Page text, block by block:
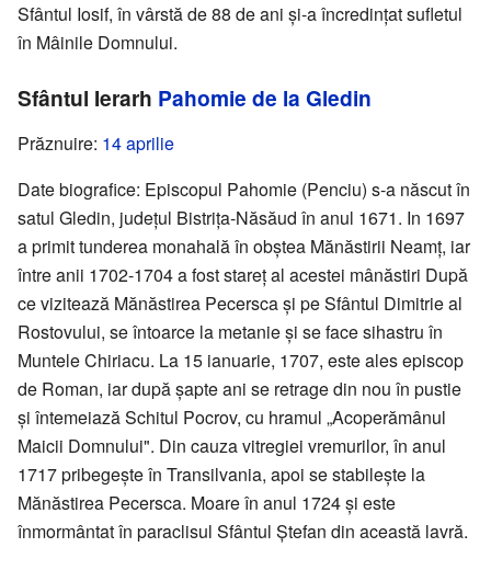
Sfântul Iosif, în vârstă de 88 de ani și-a încredințat sufletul
în Mâinile Domnului.
Sfântul Ierarh Pahomie de la Gledin
Prăznuire: 14 aprilie
Date biografice: Episcopul Pahomie (Penciu) s-a născut în
satul Gledin, județul Bistrița-Năsăud în anul 1671. In 1697
a primit tunderea monahală în obștea Mănăstirii Neamț, iar
între anii 1702-1704 a fost stareț al acestei mânăstiri După
ce vizitează Mănăstirea Pecersca și pe Sfântul Dimitrie al
Rostovului, se întoarce la metanie și se face sihastru în
Muntele Chiriacu. La 15 ianuarie, 1707, este ales episcop
de Roman, iar după șapte ani se retrage din nou în pustie
și întemeiază Schitul Pocrov, cu hramul „Acoperămânul
Maicii Domnului". Din cauza vitregiei vremurilor, în anul
1717 pribegește în Transilvania, apoi se stabilește la
Mănăstirea Pecersca. Moare în anul 1724 și este
înmormântat în paraclisul Sfântul Ștefan din această lavră.